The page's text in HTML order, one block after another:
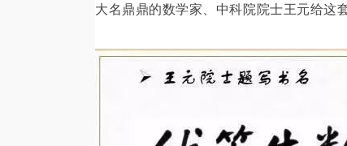
大名鼎鼎的数学家、中科院院士王元给这